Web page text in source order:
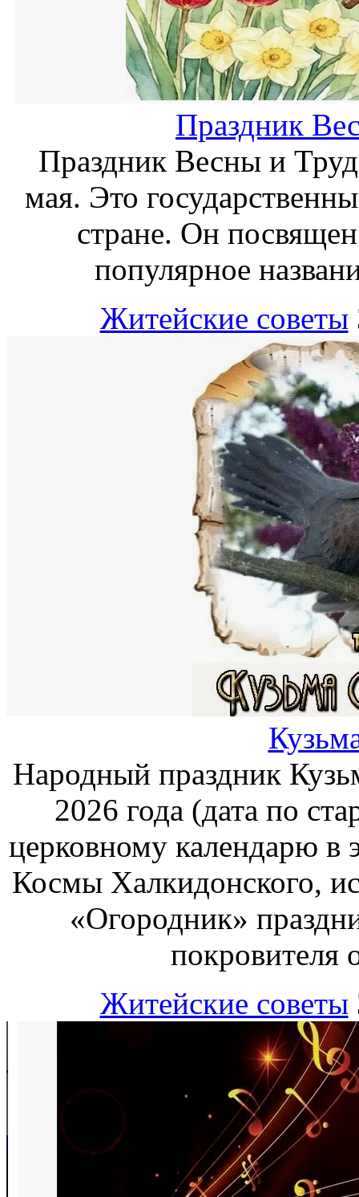
Праздник
Праздник Весны и
мая. Это
стране. Он
популярное
Житейские советы
Народный праздник
2026 года (дата по
церковному календарю в
Космы Халкидонского,
«Огородник»
покровителя
Житейские советы